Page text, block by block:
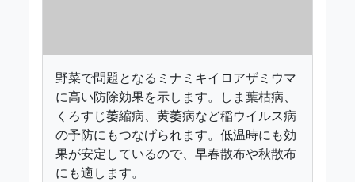
野菜で問題となるミナミキイロアザミウマ
に高い防除効果を示します。しま葉枯病、
くろすじ萎縮病、黄萎病など稲ウイルス病
の予防にもつなげられます。低温時にも効
果が安定しているので、早春散布や秋散布
にも適します。